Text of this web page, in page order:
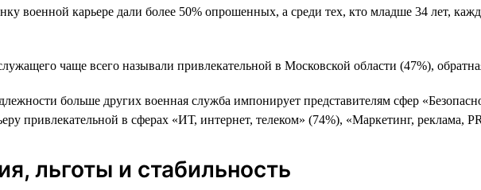
военной карьере дали более 50% опрошенных, а среди тех, кто младше 34 лет,
чаще всего называли привлекательной в Московской области (47%),
больше других военная служба импонирует представителям сфер
привлекательной в сферах «ИТ, интернет, телеком» (74%), «Маркетинг, реклама,
льготы и стабильность